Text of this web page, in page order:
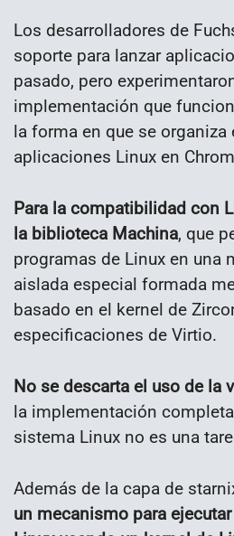
Los desarrolladores de
soporte para lanzar
pasado, pero
implementación que
la forma en que se
aplicaciones Linux en
Para la compatibilidad con
la biblioteca Machina, que
programas de Linux en una
aislada especial formada
basado en el kernel de
especificaciones de Virtio.
No se descarta el uso de la
la implementación
sistema Linux no es una
Además de la capa de
un mecanismo para